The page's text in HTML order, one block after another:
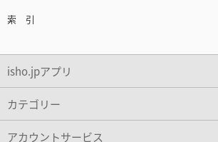
索 引
isho.jpアプリ
カテゴリー
アカウントサービス